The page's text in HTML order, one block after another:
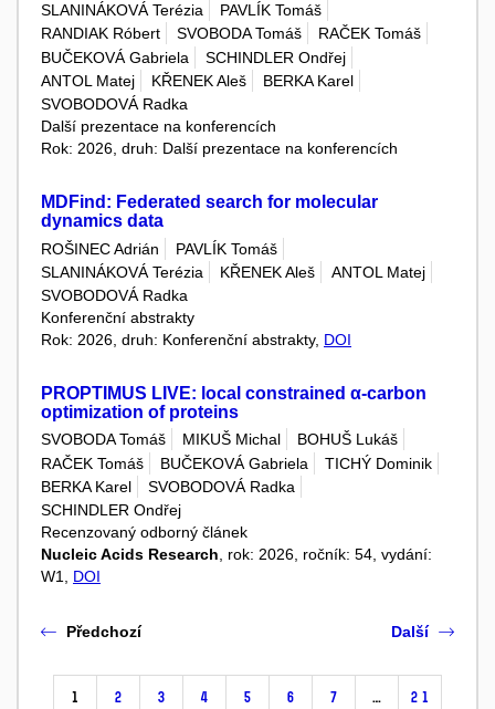
SLANINÁKOVÁ Terézia
PAVLÍK Tomáš
RANDIAK Róbert
SVOBODA Tomáš
RAČEK Tomáš
BUČEKOVÁ Gabriela
SCHINDLER Ondřej
ANTOL Matej
KŘENEK Aleš
BERKA Karel
SVOBODOVÁ Radka
Další prezentace na konferencích
Rok: 2026, druh: Další prezentace na konferencích
MDFind: Federated search for molecular
dynamics data
ROŠINEC Adrián
PAVLÍK Tomáš
SLANINÁKOVÁ Terézia
KŘENEK Aleš
ANTOL Matej
SVOBODOVÁ Radka
Konferenční abstrakty
Rok: 2026, druh: Konferenční abstrakty, DOI
PROPTIMUS LIVE: local constrained α-carbon
optimization of proteins
SVOBODA Tomáš MIKUŠ Michal
BOHUŠ Lukáš
RAČEK Tomáš
BUČEKOVÁ Gabriela
TICHÝ Dominik
BERKA Karel
SVOBODOVÁ Radka
SCHINDLER Ondřej
Recenzovaný odborný článek
Nucleic Acids Research, rok: 2026, ročník: 54, vydání:
W1, DOI
Předchozí
1 2 3 4 5 6 7 … 21
Další